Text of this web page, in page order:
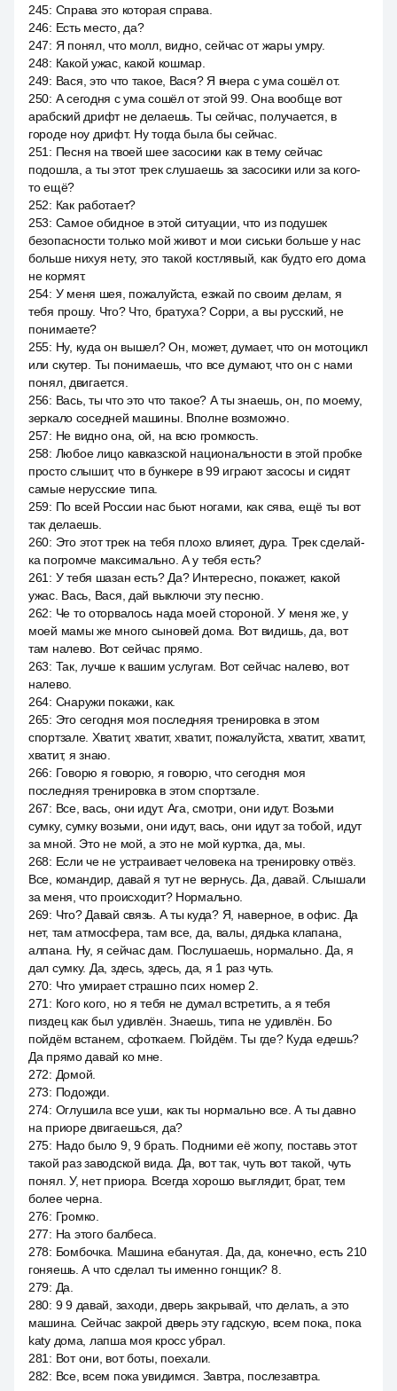
245: Справа это которая справа.
246: Есть место, да?
247: Я понял, что молл, видно, сейчас от жары умру.
248: Какой ужас, какой кошмар.
249: Вася, это что такое, Вася? Я вчера с ума сошёл от.
250: А сегодня с ума сошёл от этой 99. Она вообще вот
арабский дрифт не делаешь. Ты сейчас, получается, в
городе ноу дрифт. Ну тогда была бы сейчас.
251 : Песня на твоей шее засосики как в тему сейчас
подошла, а ты этот трек слушаешь за засосики или за кого-
то ещё?
252: Как работает?
253: Самое обидное в этой ситуации, что из подушек
безопасности только мой живот и мои сиськи больше у нас
больше нихуя нету, это такой костлявый, как будто его дома
не кормят.
254: У меня шея, пожалуйста, езжай по своим делам, я
тебя прошу. Что? Что, братуха? Сорри, а вы русский, не
понимаете?
255: Ну, куда он вышел? Он, может, думает, что он мотоцикл
или скутер. Ты понимаешь, что все думают, что он с нами
понял, двигается.
256: Вась, ты что это что такое? А ты знаешь, он, по моему,
зеркало соседней машины. Вполне возможно.
257: Не видно она, ой, на всю громкость.
258: Любое лицо кавказской национальности в этой пробке
просто слышит, что в бункере в 99 играют засосы и сидят
самые нерусские типа.
259: По всей России нас бьют ногами, как сява, ещё ты вот
так делаешь.
260: Это этот трек на тебя плохо влияет, дура. Трек сделай-
ка погромче максимально. А у тебя есть?
261 : У тебя шазан есть? Да? Интересно, покажет, какой
ужас. Вась, Вася, дай выключи эту песню.
262: Че то оторвалось нада моей стороной. У меня же, у
моей мамы же много сыновей дома. Вот видишь, да, вот
там налево. Вот сейчас прямо.
263: Так, лучше к вашим услугам. Вот сейчас налево, вот
налево.
264: Снаружи покажи, как.
265: Это сегодня моя последняя тренировка в этом
спортзале. Хватит, хватит, хватит, пожалуйста, хватит, хватит,
хватит, я знаю.
266: Говорю я говорю, я говорю, что сегодня моя
последняя тренировка в этом спортзале.
267: Все, вась, они идут. Ага, смотри, они идут. Возьми
сумку, сумку возьми, они идут, вась, они идут за тобой, идут
за мной. Это не мой, а это не мой куртка, да, мы.
268: Если че не устраивает человека на тренировку отвёз.
Все, командир, давай я тут не вернусь. Да, давай. Слышали
за меня, что происходит? Нормально.
269: Что? Давай связь. А ты куда? Я, наверное, в офис. Да
нет, там атмосфера, там все, да, валы, дядька клапана,
алпана. Ну, я сейчас дам. Послушаешь, нормально. Да, я
дал сумку. Да, здесь, здесь, да, я 1 раз чуть.
270: Что умирает страшно псих номер 2.
271 : Кого кого, но я тебя не думал встретить, а я тебя
пиздец как был удивлён. Знаешь, типа не удивлён. Бо
пойдём встанем, сфоткаем. Пойдём. Ты где? Куда едешь?
Да прямо давай ко мне.
272: Домой.
273: Подожди.
274: Оглушила все уши, как ты нормально все. А ты давно
на приоре двигаешься, да?
275: Надо было 9, 9 брать. Подними её жопу, поставь этот
такой раз заводской вида. Да, вот так, чуть вот такой, чуть
понял. У, нет приора. Всегда хорошо выглядит, брат, тем
более черна.
276: Громко.
277: На этого балбеса.
278: Бомбочка. Машина ебанутая. Да, да, конечно, есть 210
гоняешь. А что сделал ты именно гонщик? 8.
279: Да.
280: 9 9 давай, заходи, дверь закрывай, что делать, а это
машина. Сейчас закрой дверь эту гадскую, всем пока, пока
katy дома, лапша моя кросс убрал.
281 : Вот они, вот боты, поехали.
282: Все, всем пока увидимся. Завтра, послезавтра.